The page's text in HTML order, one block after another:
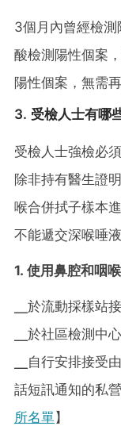
3個月內曾經檢
酸檢測陽性個案
陽性個案，無需
3. 受檢人士有哪
受檢人士強檢必
除非持有醫生證
喉合併拭子樣本
不能遞交深喉唾
1. 使用鼻腔和咽
╴於流動採樣站
╴於社區檢測中
╴自行安排接受
話短訊通知的私
所名單】